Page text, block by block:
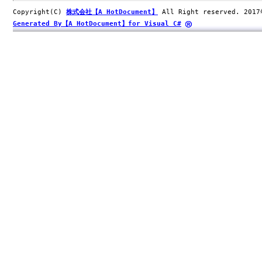
Copyright(C) 株式会社【A HotDocument】
All Right reserved. 2017年
Generated By【A HotDocument】for Visual C#